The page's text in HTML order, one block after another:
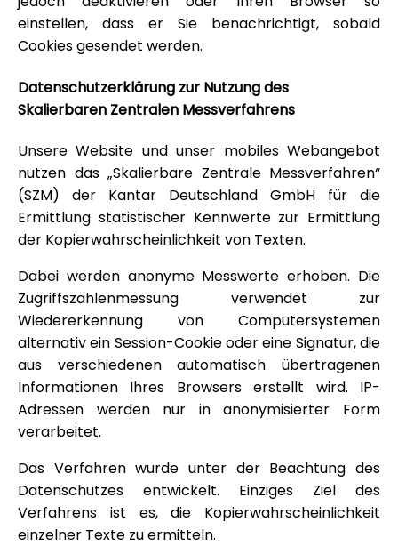
einstellen, dass er Sie benachrichtigt, sobald
Cookies gesendet werden.
Datenschutzerklärung zur Nutzung des
Skalierbaren Zentralen Messverfahrens
Unsere Website und unser mobiles Webangebot
nutzen das „Skalierbare Zentrale Messverfahren“
(SZM) der Kantar Deutschland GmbH für die
Ermittlung statistischer Kennwerte zur Ermittlung
der Kopierwahrscheinlichkeit von Texten.
Dabei werden anonyme Messwerte erhoben. Die
Zugriffszahlenmessung verwendet zur
Wiedererkennung von Computersystemen
alternativ ein Session-Cookie oder eine Signatur, die
aus verschiedenen automatisch übertragenen
Informationen Ihres Browsers erstellt wird. IP-
Adressen werden nur in anonymisierter Form
verarbeitet.
Das Verfahren wurde unter der Beachtung des
Datenschutzes entwickelt. Einziges Ziel des
Verfahrens ist es, die Kopierwahrscheinlichkeit
einzelner Texte zu ermitteln.